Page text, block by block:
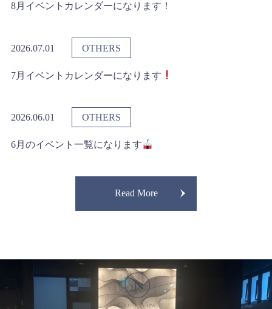
8月イベントカレンダーになります！
2026.07.01 OTHERS
7月イベントカレンダーになります
2026.06.01 OTHERS
6月のイベント一覧になります
Read More